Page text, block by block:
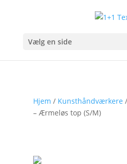
Vælg en side
Hjem / Kunsthåndværkere /
– Ærmeløs top (S/M)